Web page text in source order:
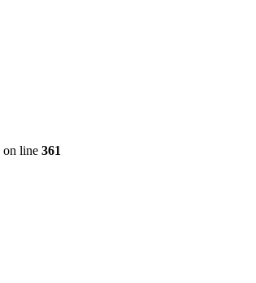
on line 361